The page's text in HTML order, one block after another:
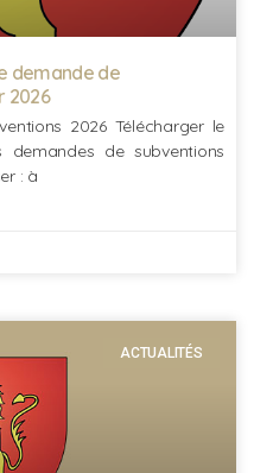
demande de
2026
2026 Télécharger le
de subventions
: à
ACTUALITÉS